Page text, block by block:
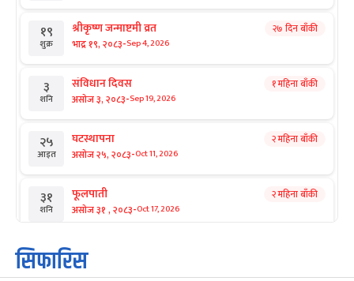
१९
शुक्र
श्रीकृष्ण जन्माष्टमी व्रत
भाद्र १९, २०८३-Sep 4, 2026
२७ दिन बाँकी
३
शनि
संविधान दिवस
असोज ३, २०८३-Sep 19, 2026
१ महिना बाँकी
२५
आइत
घटस्थापना
असोज २५, २०८३-Oct 11, 2026
२ महिना बाँकी
३१
शनि
फूलपाती
असोज ३१ , २०८३-Oct 17, 2026
२ महिना बाँकी
१
आइत
कार्तिक सङ्क्रान्ति
कार्तिक १, २०८३
सिफारिस